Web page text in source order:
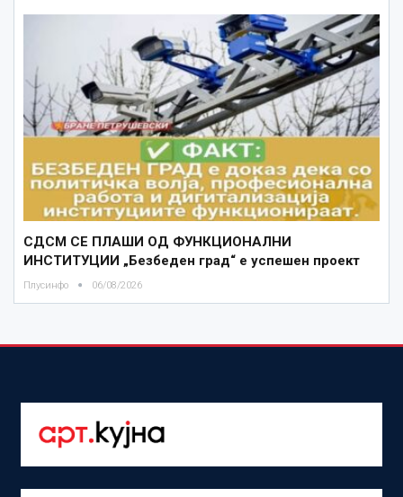
СДСМ СЕ ПЛАШИ ОД ФУНКЦИОНАЛНИ
ИНСТИТУЦИИ „Безбеден град“ е успешен проект
Плусинфо 06/08/2026